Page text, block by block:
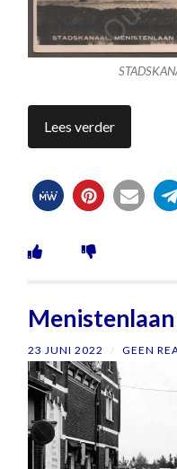
Lees verder
Menistenlaan
23 JUNI 2022 / GEEN